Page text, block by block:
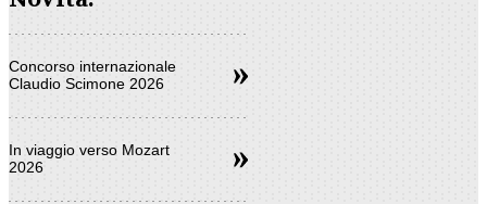
Concorso internazionale
Claudio Scimone 2026
In viaggio verso Mozart
2026